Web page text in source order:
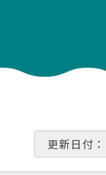
更新日付